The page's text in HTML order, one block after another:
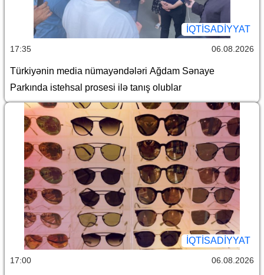
İQTİSADİYYAT
17:35 06.08.2026
Türkiyənin media nümayəndələri Ağdam Sənaye
Parkında istehsal prosesi ilə tanış olublar
İQTİSADİYYAT
17:00 06.08.2026